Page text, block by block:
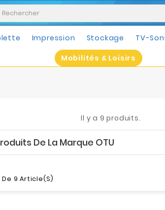
Impression Stockage TV-
Mobilités & Loisirs
Il y a 9 produits.
De La Marque OTU
9 Article(s)